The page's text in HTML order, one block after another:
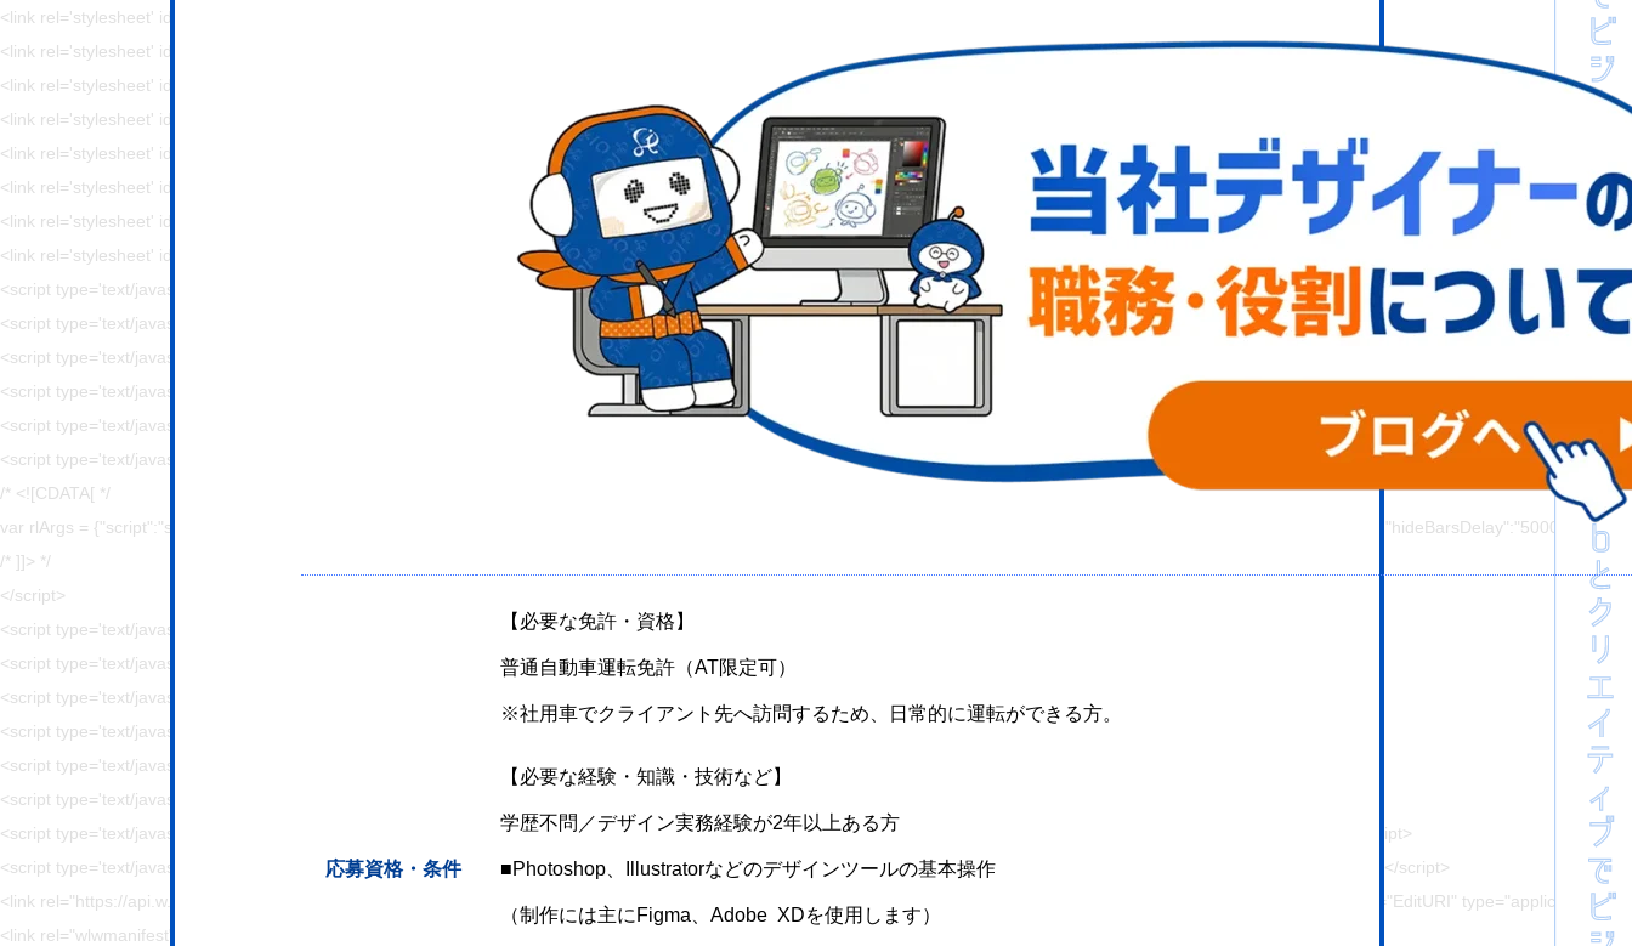
応募資格・条件
【必要な免許・資格】
普通自動車運転免許（AT限定可）
※社用車でクライアント先へ訪問するため、日常的に運転ができる方。
【必要な経験・知識・技術など】
学歴不問／デザイン実務経験が2年以上ある方
■Photoshop、Illustratorなどのデザインツールの基本操作
（制作には主にFigma、Adobe XDを使用します）
<link rel='stylesheet' id='sb-no-br-css' href='https://hajimecreate.com/wp-content/plugins/speech-bubble/css/sb-no-br.css?ver=5.8.1' type='text/css' media='all' />
<link rel='stylesheet' id='ppress-frontend-css' href='https://hajimecreate.com/wp-content/plugins/wp-user-avatar/assets/css/frontend.min.css?ver=3.1.19' type='text/css' media='all' />
<link rel='stylesheet' id='ppress-flatpickr-css' href='https://hajimecreate.com/wp-content/plugins/wp-user-avatar/assets/flatpickr/flatpickr.min.css?ver=3.1.19' type='text/css' media='all' />
<link rel='stylesheet' id='ppress-select2-css' href='https://hajimecreate.com/wp-content/plugins/wp-user-avatar/assets/select2/select2.min.css?ver=5.8.1' type='text/css' media='all' />
<link rel='stylesheet' id='slickcss-css' href='https://hajimecreate.com/wp-content/themes/wp-hajime2021/js/slick/slick.css' type='text/css' media='all' />
<link rel='stylesheet' id='slicktheme-css' href='https://hajimecreate.com/wp-content/themes/wp-hajime2021/js/slick/slick-theme.css' type='text/css' media='all' />
<link rel='stylesheet' id='valEngine-css' href='https://hajimecreate.com/wp-content/themes/wp-hajime2021/js/validationEngine/validationEngine.jquery.css' type='text/css' media='all' />
<link rel='stylesheet' id='jetpack_css-css' href='https://hajimecreate.com/wp-content/plugins/jetpack/css/jetpack.css?ver=7.2.3' type='text/css' media='all' />
<script type='text/javascript' src='https://hajimecreate.com/wp-includes/js/jquery/jquery.min.js?ver=3.6.0' id='jquery-core-js'></script>
<script type='text/javascript' src='https://hajimecreate.com/wp-includes/js/jquery/jquery-migrate.min.js?ver=3.3.2' id='jquery-migrate-js'></script>
<script type='text/javascript' src='https://hajimecreate.com/wp-content/plugins/responsive-lightbox/assets/swipebox/jquery.swipebox.min.js?ver=2.3.2' id='responsive-lightbox-swipebox-js'></script>
<script type='text/javascript' src='https://hajimecreate.com/wp-includes/js/underscore.min.js?ver=1.13.1' id='underscore-js'></script>
<script type='text/javascript' src='https://hajimecreate.com/wp-content/plugins/responsive-lightbox/assets/infinitescroll/infinite-scroll.pkgd.min.js?ver=5.8.1' id='responsive-lightbox-infinite-scroll-js'></script>
<script type='text/javascript' id='responsive-lightbox-js-extra'>
/* <![CDATA[ */
var rlArgs =
/* ]]> */
</script>
<script type='text/javascript' src='https://hajimecreate.com/wp-content/plugins/responsive-lightbox/js/front.js?ver=2.3.2' id='responsive-lightbox-js'></script>
<script type='text/javascript' src='https://hajimecreate.com/wp-content/plugins/wp-user-avatar/assets/flatpickr/flatpickr.min.js?ver=5.8.1' id='ppress-flatpickr-js'></script>
<script type='text/javascript' src='https://hajimecreate.com/wp-content/plugins/wp-user-avatar/assets/select2/select2.min.js?ver=5.8.1' id='ppress-select2-js'></script>
<script type='text/javascript' src='https://hajimecreate.com/wp-content/themes/wp-hajime2021/js/svgxuse.min.js?ver=5.8.1' id='svgxuse-js'></script>
<script type='text/javascript' src='https://hajimecreate.com/wp-content/themes/wp-hajime2021/js/slick/slick.min.js?ver=5.8.1' id='slick-js'></script>
<script type='text/javascript' src='https://cdn.jsdelivr.net/npm/shuffle-text@0.3.0/build/shuffle-text.min.js?ver=1634087549' id='shuffle-js'></script>
<script type='text/javascript' src='https://hajimecreate.com/wp-content/themes/wp-hajime2021/js/validationEngine/jquery.validationEngine.js?ver=1634087549' id='valEngine-js'></script>
<script type='text/javascript' src='https://hajimecreate.com/wp-content/themes/wp-hajime2021/js/validationEngine/jquery.validationEngine-ja.js?ver=1634087549' id='valEngineJa-js'></script>
<link rel="https://api.w.org/" href="https://hajimecreate.com/wp-json/" /><link rel="alternate" type="application/json" href="https://hajimecreate.com/wp-json/wp/v2/pages/5" /><link rel="EditURI" type="application/
<link rel="wlwmanifest" type="application/wlwmanifest+xml" href="https://hajimecreate.com/wp-includes/wlwmanifest.xml" />